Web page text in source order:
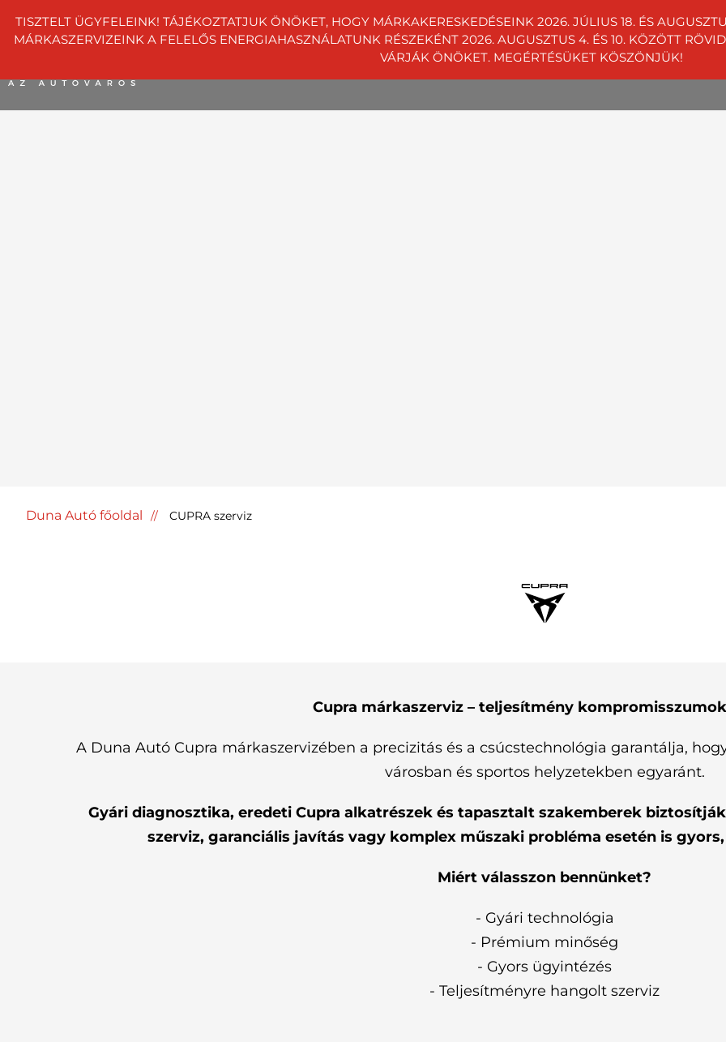
TISZTELT ÜGYFELEINK! TÁJÉKOZTATJUK ÖNÖKET, HOGY MÁRKAKERESKEDÉSEINK 2026. JÚLIUS 18. ÉS
MÁRKASZERVIZEINK A FELELŐS ENERGIAHASZNÁLATUNK RÉSZEKÉNT 2026. AUGUSZTUS 4. ÉS 10. KÖZÖTT
VÁRJÁK ÖNÖKET. MEGÉRTÉSÜKET KÖSZÖNJÜK!
info@dunaauto.hu +36 1 801 4242 Telephelyeink
Duna Autó főoldal CUPRA szerviz
Cupra márkaszerviz – teljesítmény
A Duna Autó Cupra márkaszervizében a precizitás és a csúcstechnológia garantálja,
városban és sportos helyzetekben egyaránt.
Gyári diagnosztika, eredeti Cupra alkatrészek és tapasztalt szakemberek
szerviz, garanciális javítás vagy komplex műszaki probléma esetén is
Miért válasszon bennünket?
- Gyári technológia
- Prémium minőség
- Gyors ügyintézés
- Teljesítményre hangolt szerviz